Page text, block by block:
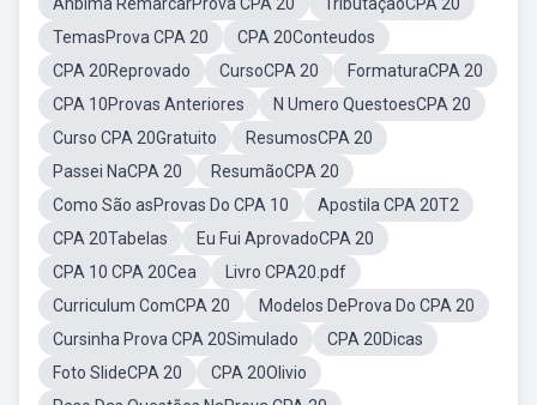
TemasProva CPA 20
CPA 20Conteudos
CPA 20Reprovado
CursoCPA 20
FormaturaCPA 20
CPA 10Provas Anteriores
N Umero QuestoesCPA 20
Curso CPA 20Gratuito
ResumosCPA 20
Passei NaCPA 20
ResumãoCPA 20
Como São asProvas Do CPA 10
Apostila CPA 20T2
CPA 20Tabelas
Eu Fui AprovadoCPA 20
CPA 10 CPA 20Cea
Livro CPA20.pdf
Curriculum ComCPA 20
Modelos DeProva Do CPA 20
Cursinha Prova CPA 20Simulado
CPA 20Dicas
Foto SlideCPA 20
CPA 20Olivio